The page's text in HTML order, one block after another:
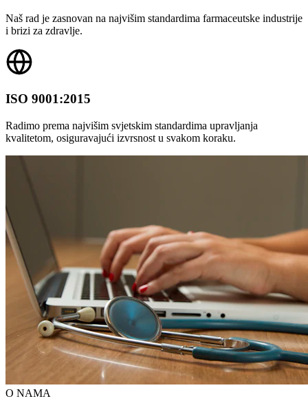
Naš rad je zasnovan na najvišim standardima farmaceutske industrije
i brizi za zdravlje.
ISO 9001:2015
Radimo prema najvišim svjetskim standardima upravljanja
kvalitetom, osiguravajući izvrsnost u svakom koraku.
O NAMA